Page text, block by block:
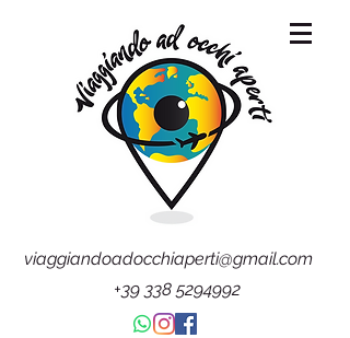
viaggiandoadocchiaperti@gmail.com
+39 338 5294992